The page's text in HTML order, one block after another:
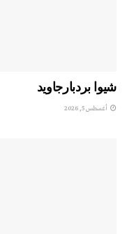
شيوا بردبارجاويد
أغسطس 5, 2026